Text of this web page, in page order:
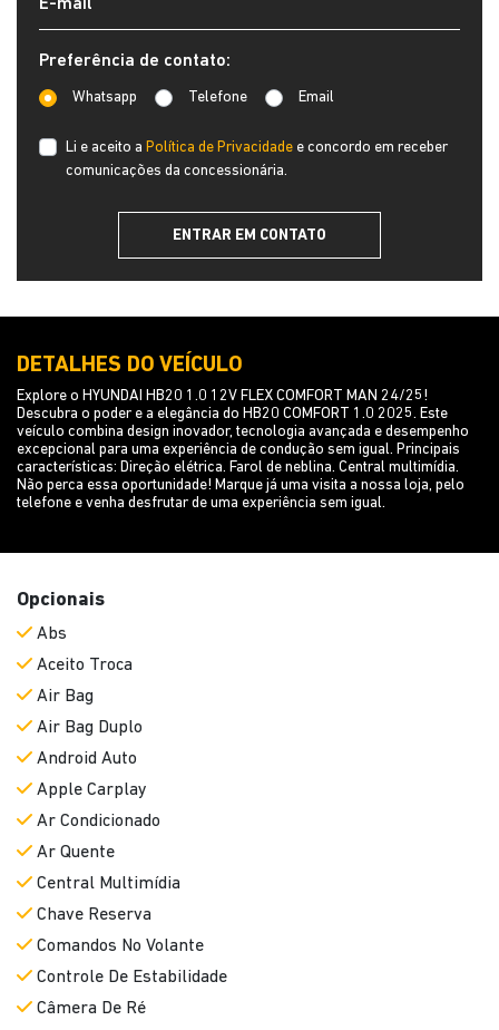
Preferência de contato:
Whatsapp Telefone Email
Li e aceito a Política de Privacidade e concordo em receber
comunicações da concessionária.
ENTRAR EM CONTATO
DETALHES DO VEÍCULO
Explore o HYUNDAI HB20 1.0 12V FLEX COMFORT MAN 24/25!
Descubra o poder e a elegância do HB20 COMFORT 1.0 2025. Este
veículo combina design inovador, tecnologia avançada e desempenho
excepcional para uma experiência de condução sem igual. Principais
características: Direção elétrica. Farol de neblina. Central multimídia.
Não perca essa oportunidade! Marque já uma visita a nossa loja, pelo
telefone e venha desfrutar de uma experiência sem igual.
Opcionais
Abs
Aceito Troca
Air Bag
Air Bag Duplo
Android Auto
Apple Carplay
Ar Condicionado
Ar Quente
Central Multimídia
Chave Reserva
Comandos No Volante
Controle De Estabilidade
Câmera De Ré